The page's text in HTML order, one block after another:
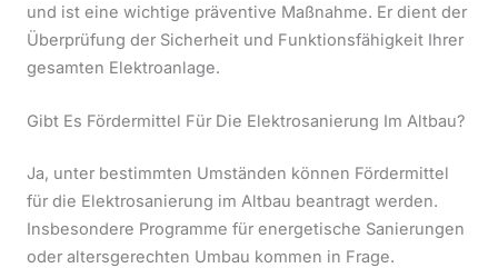
und ist eine wichtige präventive Maßnahme. Er dient der
Überprüfung der Sicherheit und Funktionsfähigkeit Ihrer
gesamten Elektroanlage.
Gibt Es Fördermittel Für Die Elektrosanierung Im Altbau?
Ja, unter bestimmten Umständen können Fördermittel
für die Elektrosanierung im Altbau beantragt werden.
Insbesondere Programme für energetische Sanierungen
oder altersgerechten Umbau kommen in Frage.